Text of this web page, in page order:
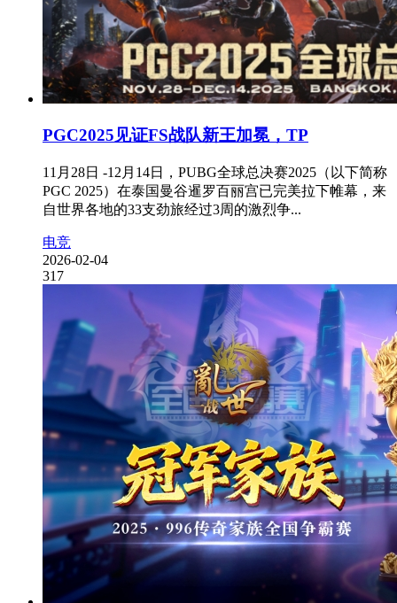
PGC2025见证FS战队新王加冕，TP
11月28日 -12月14日，PUBG全球总决赛2025（以下简称
PGC 2025）在泰国曼谷暹罗百丽宫已完美拉下帷幕，来
自世界各地的33支劲旅经过3周的激烈争...
电竞
2026-02-04
317